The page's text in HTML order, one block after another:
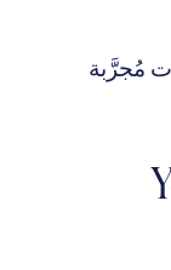
مُجرَّبة